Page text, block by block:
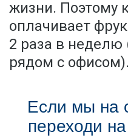
жизни. Поэтому
оплачивает
2 раза в
рядом с офисом).
Если мы на
переходи